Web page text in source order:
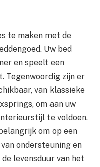
te maken met de
Uw bed
en speelt een
Tegenwoordig zijn er
van klassieke
om aan uw
te voldoen.
om op een
ondersteuning en
levensduur van het